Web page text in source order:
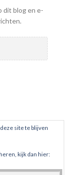
dit blog en e-
site te blijven
kijk dan hier: